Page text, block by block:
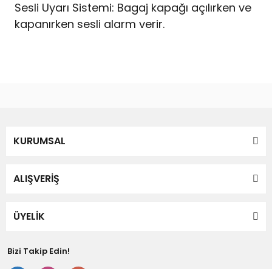
Sesli Uyarı Sistemi: Bagaj kapağı açılırken ve
kapanırken sesli alarm verir.
Ürün resmi kalitesiz, bozuk veya görüntülenemiyor.
Ürün bilgilerinde hatalar bulunuyor.
Bu ürüne benzer farklı alternatifler olmalı.
KURUMSAL
ALIŞVERİŞ
ÜYELİK
Bizi Takip Edin!